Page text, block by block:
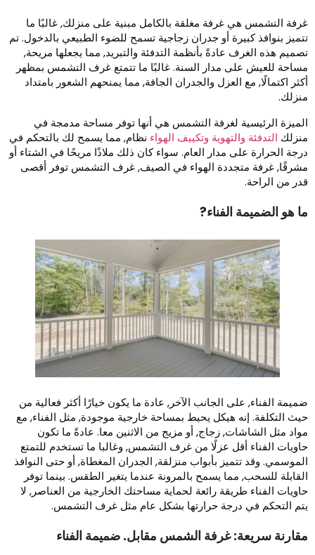
التشمس هي غرفة مغلقة بالكامل مبنية على منزلك, غالبًا ما
بنوافذ كبيرة أو جدران زجاجية تسمح للضوء الطبيعي بالدخول. تم
هذه الغرف عادةً بأنظمة التدفئة والتبريد, مما يجعلها مريحة,
للعيش على مدار السنة. غالبًا ما تتمتع غرف التشمس بمظهر
اكتمالًا, مع العزل والجدران الجافة, مما يمنحهم الشعور بامتداد
الرئيسية لغرفة التشمس هي أنها توفر مساحة مدمجة في
التدفئة والتهوية وتكييف الهواءنظام, مما يسمح لك بالتحكم في
الحرارة على مدار العام. سواء كان ذلك ملاذًا مريحًا في الشتاء أو
غرفة متجددة الهواء في الصيف, غرف التشمس توفر أقصى
من الراحة.
هو الضميمة الفناء?
الفناء, على الجانب الآخر, عادة ما يكون خيارًا أكثر فعالية من
التكلفة. إنه هيكل يحيط بمساحة خارجية موجودة, مثل الفناء, مع
مثل الشاشات, زجاج, أو مزيج من الاثنين معا. عادةً ما تكون
الفناء أقل عزلًا من غرف التشمس, وغالبا ما تستخدم للتمتع
وقد تتميز بأبواب منزلقة, الجدران المغطاة, أو حتى النوافذ
للسحب, مما يسمح بالمرونة عندما يتغير الطقس. بينما توفر
الفناء طريقة رائعة لحماية مساحتك الخارجية من العناصر, لا
التحكم في درجة حرارتها بشكل عام مثل غرف التشمس.
سريعة: غرفة الشمس مقابل. ضميمة الفناء